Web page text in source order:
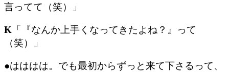
言ってて（笑）」
K 「『なんか上手くなってきたよね？』って
（笑）」
●はははは。でも最初からずっと来て下さるって、